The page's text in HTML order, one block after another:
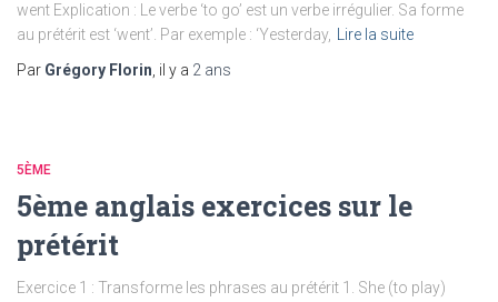
went Explication : Le verbe ‘to go’ est un verbe irrégulier. Sa forme
au prétérit est ‘went’. Par exemple : ‘Yesterday,
Lire la suite
Par Grégory Florin , il y a 2 ans
5ÈME
5ème anglais exercices sur le
prétérit
Exercice 1 : Transforme les phrases au prétérit 1. She (to play)